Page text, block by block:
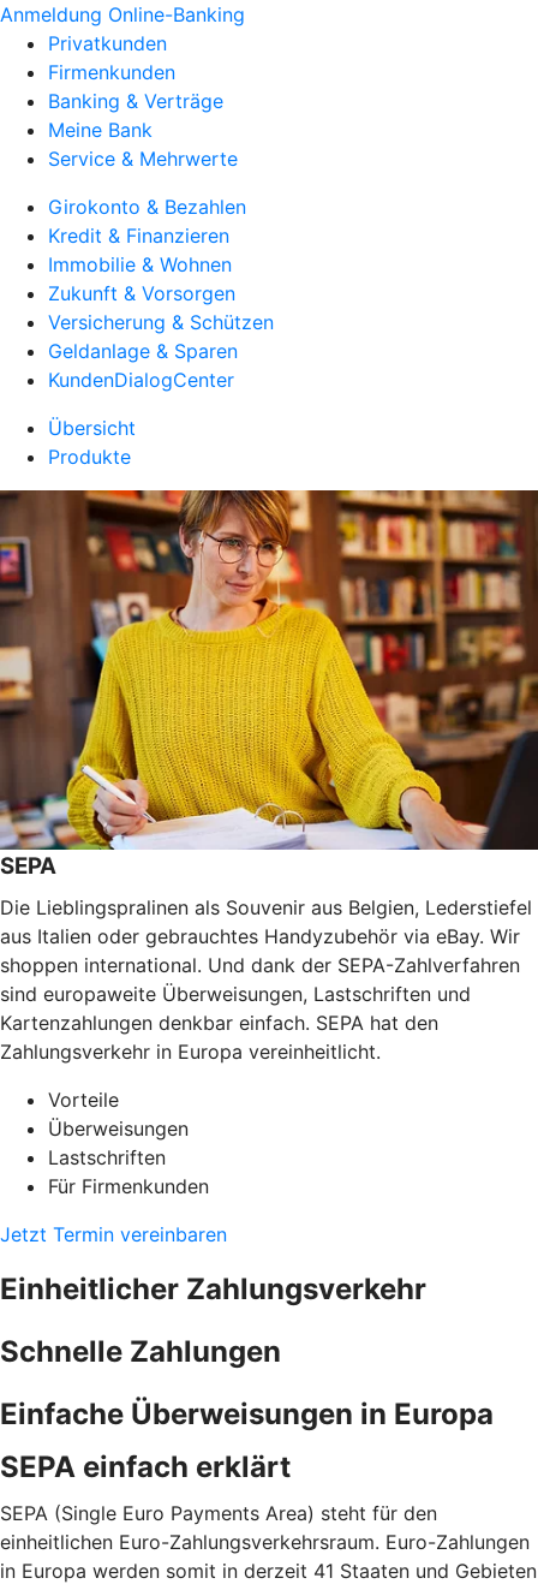
Anmeldung Online-Banking
Privatkunden
Firmenkunden
Banking & Verträge
Meine Bank
Service & Mehrwerte
Girokonto & Bezahlen
Kredit & Finanzieren
Immobilie & Wohnen
Zukunft & Vorsorgen
Versicherung & Schützen
Geldanlage & Sparen
KundenDialogCenter
Übersicht
Produkte
SEPA
Die Lieblingspralinen als Souvenir aus Belgien, Lederstiefel
aus Italien oder gebrauchtes Handyzubehör via eBay. Wir
shoppen international. Und dank der SEPA-Zahlverfahren
sind europaweite Überweisungen, Lastschriften und
Kartenzahlungen denkbar einfach. SEPA hat den
Zahlungsverkehr in Europa vereinheitlicht.
Vorteile
Überweisungen
Lastschriften
Für Firmenkunden
Jetzt Termin vereinbaren
Einheitlicher Zahlungsverkehr
Schnelle Zahlungen
Einfache Überweisungen in Europa
SEPA einfach erklärt
SEPA (Single Euro Payments Area) steht für den
einheitlichen Euro-Zahlungsverkehrsraum. Euro-Zahlungen
in Europa werden somit in derzeit 41 Staaten und Gebieten